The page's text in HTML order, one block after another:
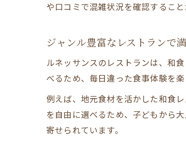
や口コミで混雑状況を確認するこ
ジャンル豊富なレストランで
ルネッサンスのレストランは、和
べるため、毎日違った食事体験を
例えば、地元食材を活かした和食
を自由に選べるため、子どもから
寄せられています。